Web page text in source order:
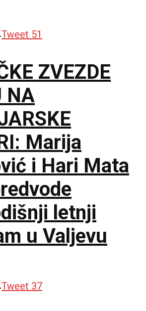
Tweet 51
ZVEZDE
NA
Marija
i Hari Mata
letnji
u Valjevu
Tweet 37